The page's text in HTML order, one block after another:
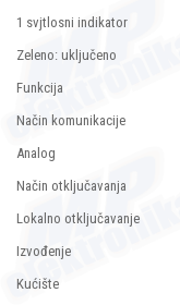
1 svjtlosni indikator
Zeleno: uključeno
Funkcija
Način komunikacije
Analog
Način otključavanja
Lokalno otključavanje
Izvođenje
Kućište